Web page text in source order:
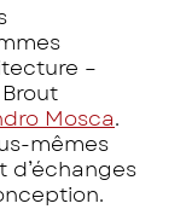
–
Mosca.
mêmes